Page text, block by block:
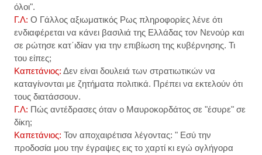
όλοι".
Γ.Λ: Ο Γάλλος αξιωματικός Ρως πληροφορίες λένε ότι
ενδιαφέρεται να κάνει βασιλιά της Ελλάδας τον Νενούρ και
σε ρώτησε κατ΄ιδίαν για την επιβίωση της κυβέρνησης. Τι
του είπες;
Καπετάνιος: Δεν είναι δουλειά των στρατιωτικών να
καταγίνονται με ζητήματα πολιτικά. Πρέπει να εκτελούν ότι
τους διατάσσουν.
Γ.Λ: Πώς αντέδρασες όταν ο Μαυροκορδάτος σε "έσυρε" σε
δίκη;
Καπετάνιος: Τον αποχαιρέτισα λέγοντας: " Εσύ την
προδοσία μου την έγραψες εις το χαρτί κι εγώ ογλήγορα